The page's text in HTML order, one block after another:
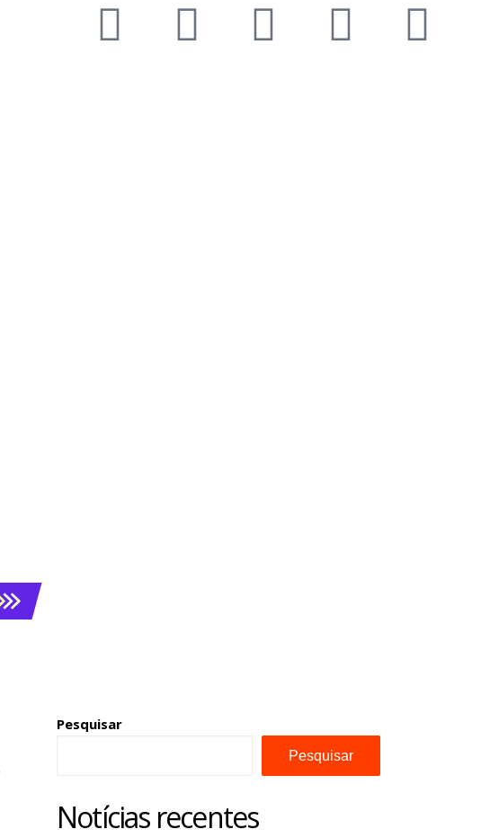
Pesquisar
Pesquisar
Notícias recentes